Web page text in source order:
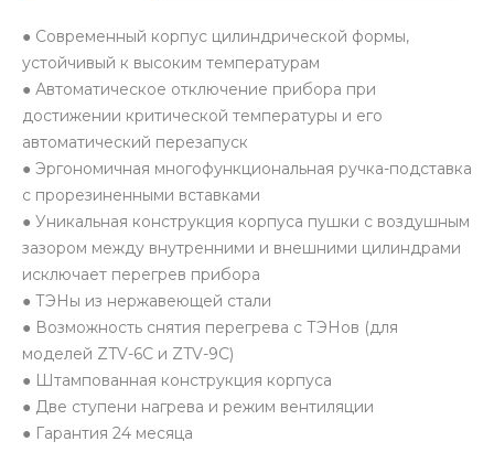
● Cовременный корпус цилиндрической формы,
устойчивый к высоким температурам
● Автоматическое отключение прибора при
достижении критической температуры и его
автоматический перезапуск
● Эргономичная многофункциональная ручка-подставка
с прорезиненными вставками
● Уникальная конструкция корпуса пушки с воздушным
зазором между внутренними и внешними цилиндрами
исключает перегрев прибора
● ТЭНы из нержавеющей стали
● Возможность снятия перегрева с ТЭНов (для
моделей ZTV-6C и ZTV-9C)
● Штампованная конструкция корпуса
● Две ступени нагрева и режим вентиляции
● Гарантия 24 месяца